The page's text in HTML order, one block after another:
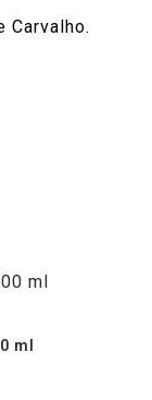
Carvalho.
ml